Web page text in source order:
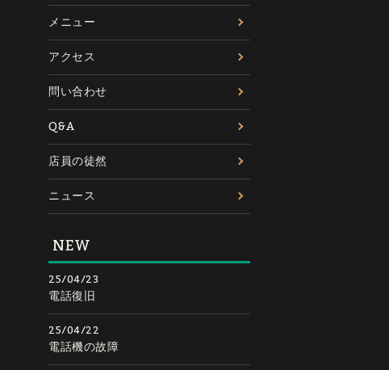
メニュー
アクセス
問い合わせ
Q&A
店員の徒然
ニュース
NEW
25/04/23
電話復旧
25/04/22
電話機の故障